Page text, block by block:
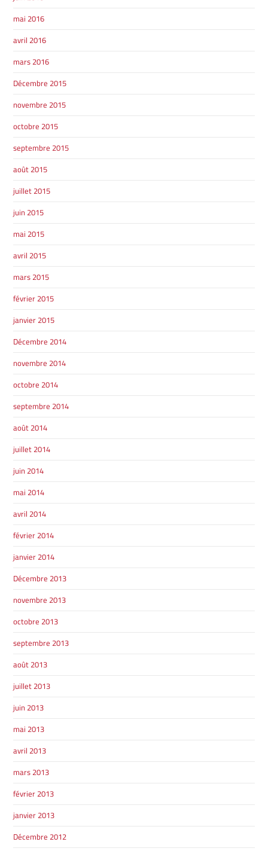
mai 2016
avril 2016
mars 2016
Décembre 2015
novembre 2015
octobre 2015
septembre 2015
août 2015
juillet 2015
juin 2015
mai 2015
avril 2015
mars 2015
février 2015
janvier 2015
Décembre 2014
novembre 2014
octobre 2014
septembre 2014
août 2014
juillet 2014
juin 2014
mai 2014
avril 2014
février 2014
janvier 2014
Décembre 2013
novembre 2013
octobre 2013
septembre 2013
août 2013
juillet 2013
juin 2013
mai 2013
avril 2013
mars 2013
février 2013
janvier 2013
Décembre 2012